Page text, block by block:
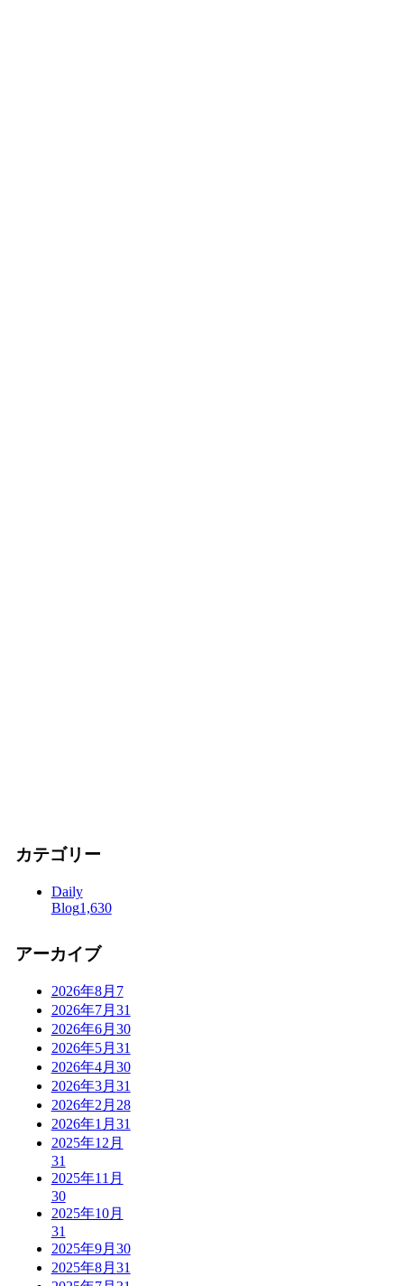
カテゴリー
Daily
Blog1,630
アーカイブ
2026年8月 7
2026年7月 31
2026年6月 30
2026年5月 31
2026年4月 30
2026年3月 31
2026年2月 28
2026年1月 31
2025年12月
31
2025年11月
30
2025年10月
31
2025年9月 30
2025年8月 31